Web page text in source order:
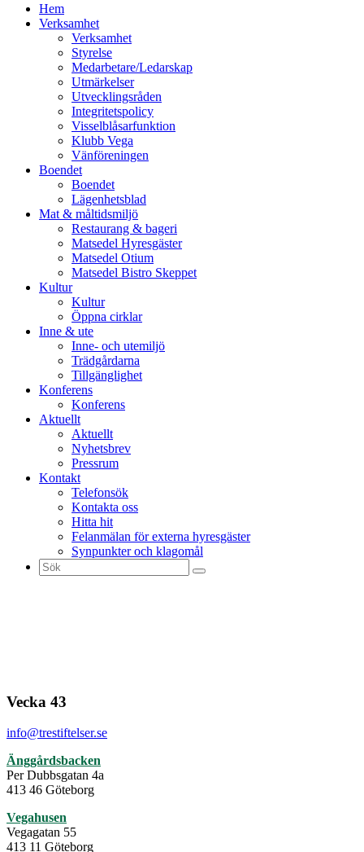
vidare
Hem
Verksamhet
Verksamhet
Styrelse
Medarbetare/Ledarskap
Utmärkelser
Utvecklingsråden
Integritetspolicy
Visselblåsarfunktion
Klubb Vega
Vänföreningen
Boendet
Boendet
Lägenhetsblad
Mat & måltidsmiljö
Restaurang & bageri
Matsedel Hyresgäster
Matsedel Otium
Matsedel Bistro Skeppet
Kultur
Kultur
Öppna cirklar
Inne & ute
Inne- och utemiljö
Trädgårdarna
Tillgänglighet
Konferens
Konferens
Aktuellt
Aktuellt
Nyhetsbrev
Pressrum
Kontakt
Telefonsök
Kontakta oss
Hitta hit
Felanmälan för externa hyresgäster
Synpunkter och klagomål
Sök
efter:
Vecka 43
info@trestiftelser.se
Änggårdsbacken
Per Dubbsgatan 4a
413 46 Göteborg
Vegahusen
Vegagatan 55
413 11 Göteborg